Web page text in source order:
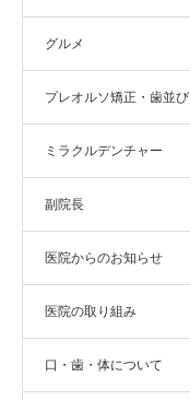
グルメ
プレオルソ矯正・歯並び
ミラクルデンチャー
副院長
医院からのお知らせ
医院の取り組み
口・歯・体について